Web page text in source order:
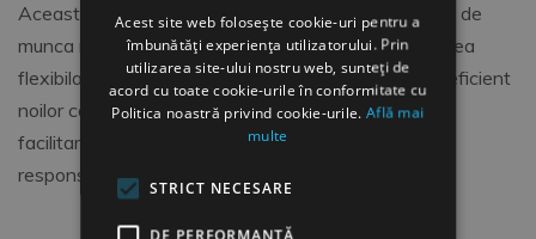
Aceasta se refera la progresul lucratorilor spre locuri de
munca mai bune, flexibilitatea se refera la organizarea
flexibila a muncii, capabila de a raspunde repede si eficient
noilor cerinte si competente de productivitate si la
facilitarea reconcilierii vietii profesionale cu
responsabilitatile vietii private.
Acest site web folosește cookie-uri pentru a
îmbunătăți experiența utilizatorului. Prin
utilizarea site-ului nostru web, sunteți de
acord cu toate cookie-urile în conformitate cu
Politica noastră privind cookie-urile.Află mai
multe
STRICT NECESARE